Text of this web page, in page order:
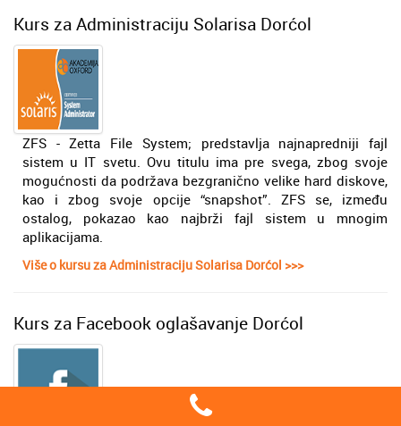
Kurs za Administraciju Solarisa Dorćol
ZFS - Zetta File System; predstavlja najnapredniji fajl
sistem u IT svetu. Ovu titulu ima pre svega, zbog svoje
mogućnosti da podržava bezgranično velike hard diskove,
kao i zbog svoje opcije “snapshot”. ZFS se, između
ostalog, pokazao kao najbrži fajl sistem u mnogim
aplikacijama.
Više o kursu za Administraciju Solarisa Dorćol >>>
Kurs za Facebook oglašavanje Dorćol